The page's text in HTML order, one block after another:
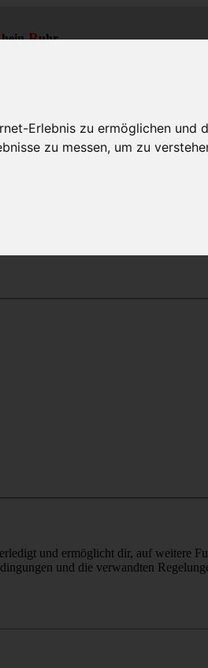
Erlebnis zu ermöglichen und
zu messen, um zu
hein-Ruhr
und ermöglicht dir, auf weitere
und die verwandten